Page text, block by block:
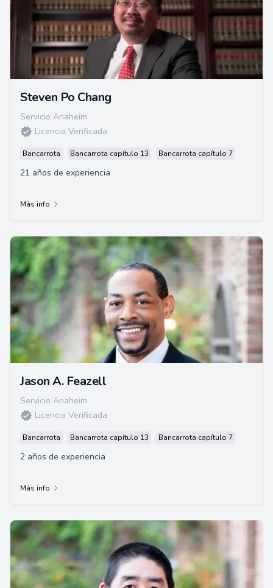
Steven Po Chang
Servicio Anaheim
Licencia Verificada
Bancarrota Bancarrota capítulo 13 Bancarrota capítulo 7
21 años de experiencia
Más info
Jason A. Feazell
Servicio Anaheim
Licencia Verificada
Bancarrota Bancarrota capítulo 13 Bancarrota capítulo 7
2 años de experiencia
Más info